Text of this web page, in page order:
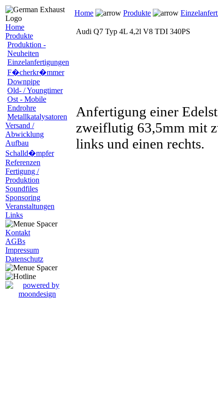
Home
Produkte
Produktion -
Neuheiten
Einzelanfertigungen
F�cherkr�mmer
Downpipe
Old- / Youngtimer
Ost - Mobile
Endrohre
Metallkatalysatoren
Versand /
Abwicklung
Aufbau
Schalld�mpfer
Referenzen
Fertigung /
Produktion
Soundfiles
Sponsoring
Veranstaltungen
Links
Kontakt
AGBs
Impressum
Datenschutz
Home Produkte
Audi Q7 Typ 4L 4,2l V8 TDI 340PS
Anfertigung einer
zweiflutig 63,5mm mit
links und einen rechts.